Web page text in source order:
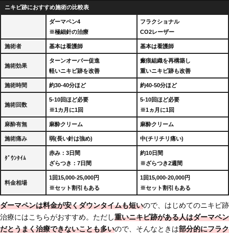
ニキビ跡におすすめ施術の比較表
ダーマペン4
※極細針の治療
フラクショナル
CO2レーザー
施術者 基本は看護師 基本は看護師
施術効果
ターンオーバー促進
軽いニキビ跡を改善
瘢痕組織を再構築し
重いニキビ跡も改善
施術時間 約30-40分ほど 約40-50分ほど
施術回数
5-10回ほど必要
※1カ月に1回
5-10回ほど必要
※1ヵ月に1回
麻酔有無 麻酔クリーム 麻酔クリーム
施術痛み 弱(長い針は強め) 中(チリチリ痛い)
ﾀﾞｳﾝﾀｲﾑ
赤み：3日間
ざらつき：7日間
約10日間
※ざらつき2週間
料金相場
1回15,000-25,000円
※セット割引もある
1回15,000-20,000円
※セット割引もある
ダーマペンは料金が安くダウンタイムも短いので、はじめてのニキビ跡
治療にはこちらがおすすめ。ただし重いニキビ跡がある人はダーマペン
だとうまく治療できないことも多いので、そんなときは部分的にフラク